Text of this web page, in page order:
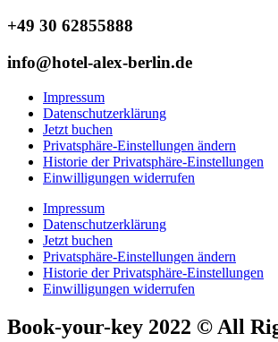
+49 30 62855888
info@hotel-alex-berlin.de
Impressum
Datenschutzerklärung
Jetzt buchen
Privatsphäre-Einstellungen ändern
Historie der Privatsphäre-Einstellungen
Einwilligungen widerrufen
Impressum
Datenschutzerklärung
Jetzt buchen
Privatsphäre-Einstellungen ändern
Historie der Privatsphäre-Einstellungen
Einwilligungen widerrufen
Book-your-key 2022 © All